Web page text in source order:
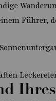
Führer,
Ihres